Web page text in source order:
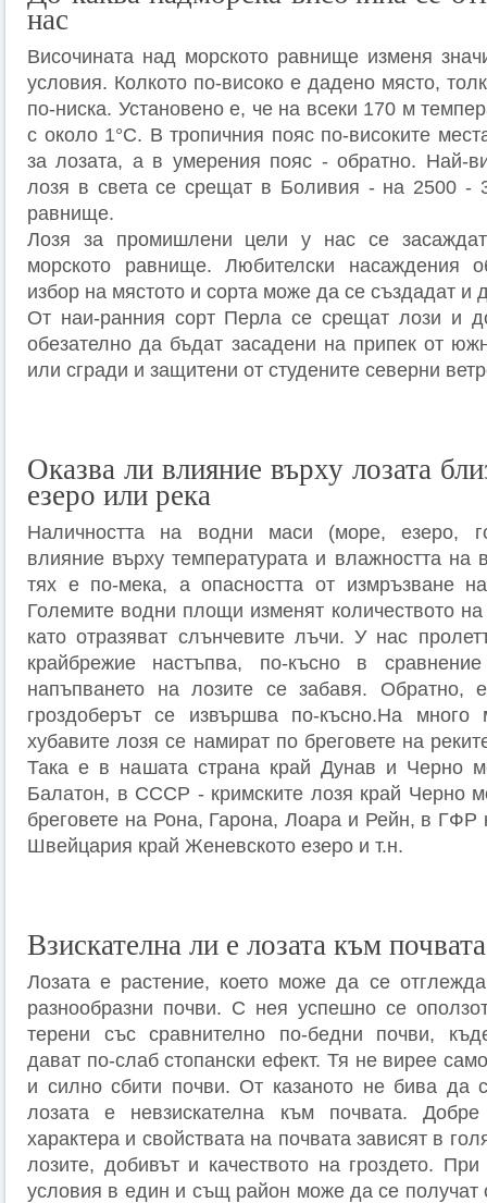
нас
Височината над морското равнище изменя
условия. Колкото по-високо е дадено място,
по-ниска. Установено е, че на всеки 170 м
с около 1°С. В тропичния пояс по-високите
за лозата, а в умерения пояс - обратно. Най-
лозя в света се срещат в Боливия - на 2500 -
равнище.
Лозя за промишлени цели у нас се
морското равнище. Любителски насаждения
избор на мястото и сорта може да се създадат и
От наи-ранния сорт Перла се срещат лози и
обезателно да бъдат засадени на припек от
или сгради и защитени от студените северни
Оказва ли влияние върху лозата
езеро или река
Наличността на водни маси (море, езеро,
влияние върху температурата и влажността на
тях е по-мека, а опасността от измръзване
Големите водни площи изменят количеството на
като отразяват слънчевите лъчи. У нас
крайбрежие настъпва, по-късно в
напъпването на лозите се забавя. Обратно,
гроздоберът се извършва по-късно.На
хубавите лозя се намират по бреговете на
Така е в нашата страна край Дунав и Черно
Балатон, в СССР - кримските лозя край Черно
бреговете на Рона, Гарона, Лоара и Рейн, в
Швейцария край Женевското езеро и т.н.
Взискателна ли е лозата към почвата
Лозата е растение, което може да се
разнообразни почви. С нея успешно се
терени със сравнително по-бедни почви,
дават по-слаб стопански ефект. Тя не вирее
и силно сбити почви. От казаното не бива да
лозата е невзискателна към почвата.
характера и свойствата на почвата зависят в
лозите, добивът и качеството на гроздето.
условия в един и същ район може да се получат